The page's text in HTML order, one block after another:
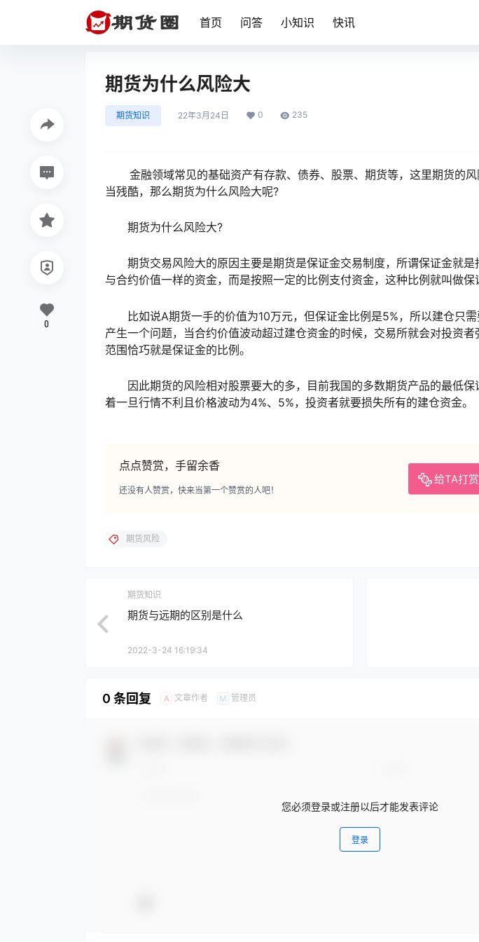
首页 问答 小知识 快讯
期货为什么风险大
期货知识 22年3月24日 0 235
金融领域常见的基础资产有存款、债券、股票、期货等，这里期货的风
当残酷，那么期货为什么风险大呢?
期货为什么风险大?
期货交易风险大的原因主要是期货是保证金交易制度，所谓保证金就是
与合约价值一样的资金，而是按照一定的比例支付资金，这种比例就叫做保
比如说A期货一手的价值为10万元，但保证金比例是5%，所以建仓只
产生一个问题，当合约价值波动超过建仓资金的时候，交易所就会对投资
范围恰巧就是保证金的比例。
因此期货的风险相对股票要大的多，目前我国的多数期货产品的最低保
着一旦行情不利且价格波动为4%、5%，投资者就要损失所有的建仓资金。
点点赞赏，手留余香
给TA打赏
还没有人赞赏，快来当第一个赞赏的人吧！
0
期货风险
期货知识
期货与远期的区别是什么
2022-3-24 16:19:34
0 条回复 A 文章作者 M 管理员
您必须登录或注册以后才能发表评论
登录